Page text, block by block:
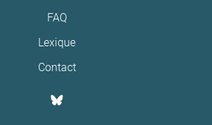
FAQ
Lexique
Contact